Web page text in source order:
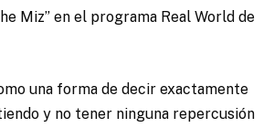
Miz” en el programa Real World de
una forma de decir exactamente
y no tener ninguna repercusión